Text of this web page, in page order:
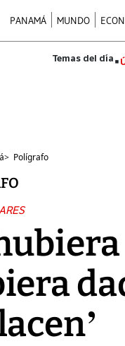
PANAMÁ MUNDO
> Polígrafo